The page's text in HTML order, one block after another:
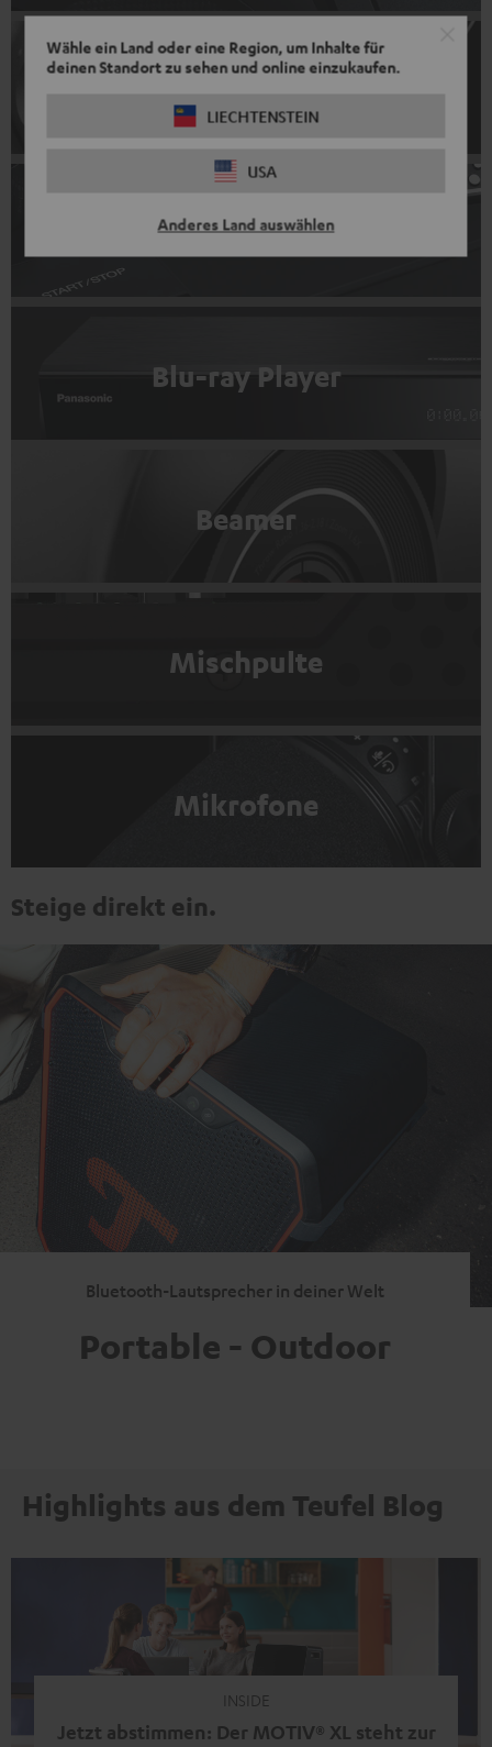
Wähle ein Land oder eine Region, um Inhalte für
deinen Standort zu sehen und online einzukaufen.
LIECHTENSTEIN
USA
Anderes Land auswählen
Plattenspieler
Blu-ray Player
Beamer
Mischpulte
Mikrofone
Steige direkt ein.
Bluetooth-Lautsprecher in deiner Welt
Portable - Outdoor
Highlights aus dem Teufel Blog
INSIDE
Jetzt abstimmen: Der MOTIV® XL steht zur